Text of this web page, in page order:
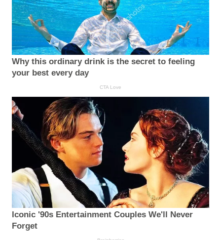
Why this ordinary drink is the secret to feeling
your best every day
CTA Love
Iconic '90s Entertainment Couples We'll Never
Forget